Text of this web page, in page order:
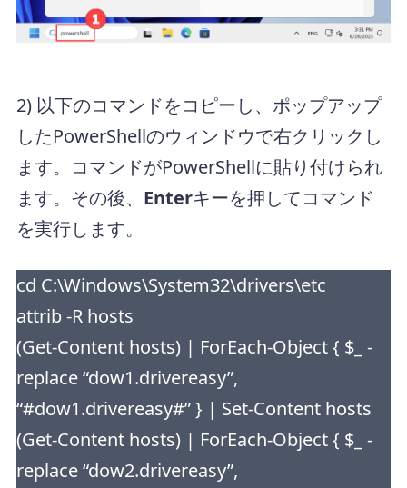
2) 以下のコマンドをコピーし、ポップアップ
したPowerShellのウィンドウで右クリックし
ます。コマンドがPowerShellに貼り付けられ
ます。その後、 Enterキーを押してコマンド
を実行します。
cd C:\Windows\System32\drivers\etc
attrib -R hosts
(Get-Content hosts) | ForEach-Object { $_ -
replace “dow1.drivereasy”,
“#dow1.drivereasy#” } | Set-Content hosts
(Get-Content hosts) | ForEach-Object { $_ -
replace “dow2.drivereasy”,